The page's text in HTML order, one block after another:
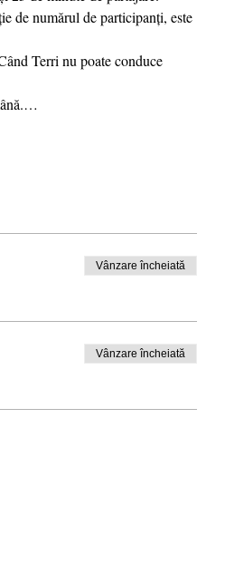
de numărul de participanți, este
Vânzare încheiată
Vânzare încheiată